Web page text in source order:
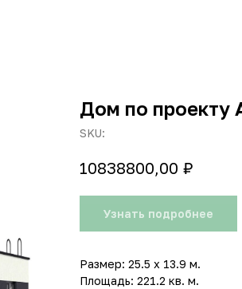
Дом по проекту
SKU:
10838800,00 ₽
Узнать подробнее
Размер: 25.5 х 13.9 м.
Площадь: 221.2 кв. м.